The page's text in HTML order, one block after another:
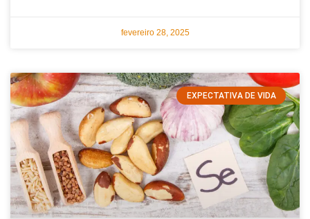
fevereiro 28, 2025
EXPECTATIVA DE VIDA